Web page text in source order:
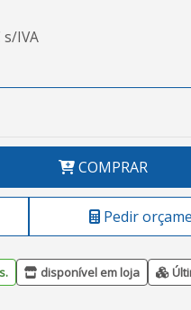
s/IVA
COMPRAR
Pedir
disponível em loja